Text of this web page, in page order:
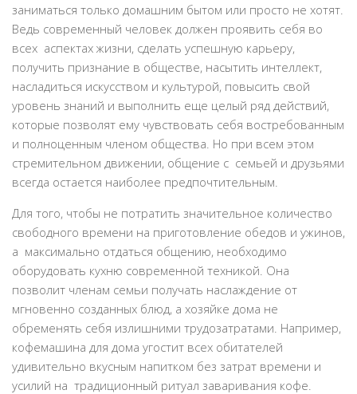
Дом и дача
Интерьер
Бытовые и электроприборы
Домашние животные
Психология
Отдых
Кулинария
Карьера
Форум
заниматься только домашним бытом или просто не хотят.
Ведь современный человек должен проявить себя во
всех аспектах жизни, сделать успешную карьеру,
получить признание в обществе, насытить интеллект,
насладиться искусством и культурой, повысить свой
уровень знаний и выполнить еще целый ряд действий,
которые позволят ему чувствовать себя востребованным
и полноценным членом общества. Но при всем этом
стремительном движении, общение с семьей и друзьями
всегда остается наиболее предпочтительным.
Для того, чтобы не потратить значительное количество
свободного времени на приготовление обедов и ужинов,
а максимально отдаться общению, необходимо
оборудовать кухню современной техникой. Она
позволит членам семьи получать наслаждение от
мгновенно созданных блюд, а хозяйке дома не
обременять себя излишними трудозатратами. Например,
кофемашина для дома угостит всех обитателей
удивительно вкусным напитком без затрат времени и
усилий на традиционный ритуал заваривания кофе.